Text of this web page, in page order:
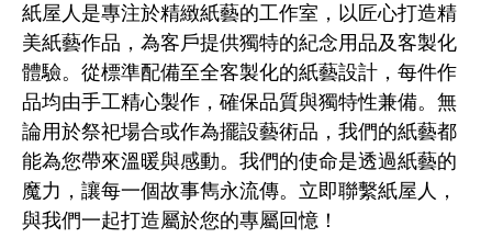
紙屋人是專注於精緻紙藝的工作室，以匠心打造精
美紙藝作品，為客戶提供獨特的紀念用品及客製化
體驗。從標準配備至全客製化的紙藝設計，每件作
品均由手工精心製作，確保品質與獨特性兼備。無
論用於祭祀場合或作為擺設藝術品，我們的紙藝都
能為您帶來溫暖與感動。我們的使命是透過紙藝的
魔力，讓每一個故事雋永流傳。立即聯繫紙屋人，
與我們一起打造屬於您的專屬回憶！